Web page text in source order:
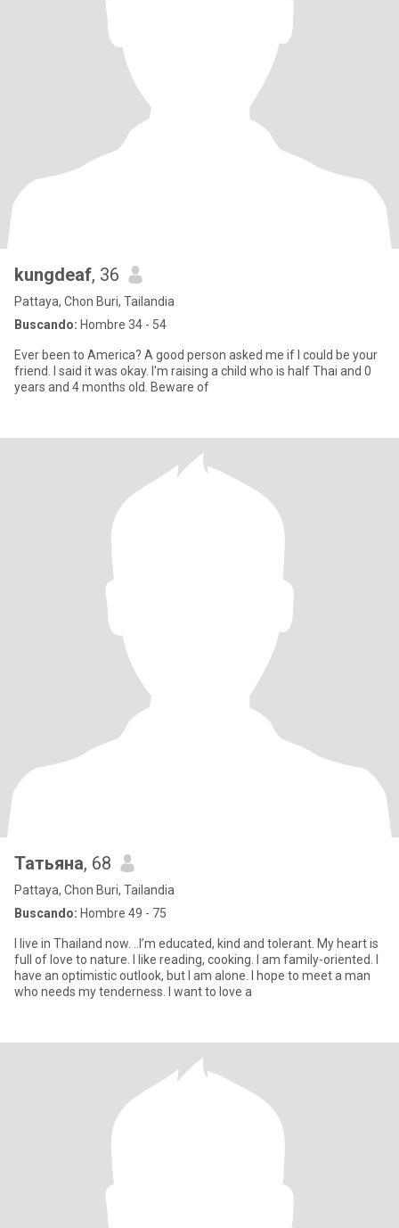
kungdeaf, 36
Pattaya, Chon Buri, Tailandia
Buscando: Hombre 34 - 54
Ever been to America? A good person asked me if I could be your
friend. I said it was okay. I'm raising a child who is half Thai and 0
years and 4 months old. Beware of
Татьяна, 68
Pattaya, Chon Buri, Tailandia
Buscando: Hombre 49 - 75
I live in Thailand now. ..I’m educated, kind and tolerant. My heart is
full of love to nature. I like reading, cooking. I am family-oriented. I
have an optimistic outlook, but I am alone. I hope to meet a man
who needs my tenderness. I want to love a